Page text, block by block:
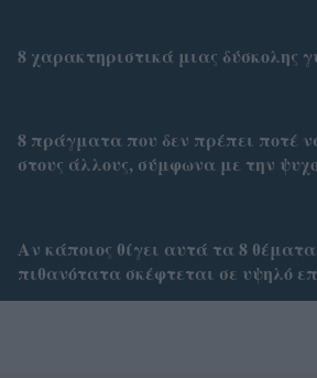
8 χαρακτηριστικά μιας δύσκολης
8 πράγματα που δεν πρέπει ποτέ
στους άλλους, σύμφωνα με την
Αν κάποιος θίγει αυτά τα 8
πιθανότατα σκέφτεται σε υψηλό